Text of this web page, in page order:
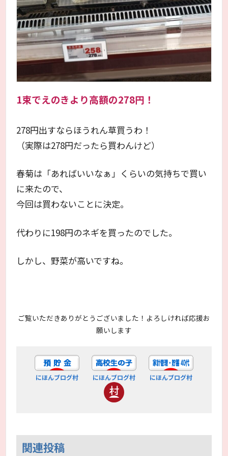
1束でえのきより高額の278円！
278円出すならほうれん草買うわ！
（実際は278円だったら買わんけど）
春菊は「あればいいなぁ」くらいの気持ちで買い
に来たので、
今回は買わないことに決定。
代わりに198円のネギを買ったのでした。
しかし、野菜が高いですね。
ご覧いただきありがとうございました！よろしければ応援お
願いします
にほんブログ村 にほんブログ村 にほんブログ村
関連投稿